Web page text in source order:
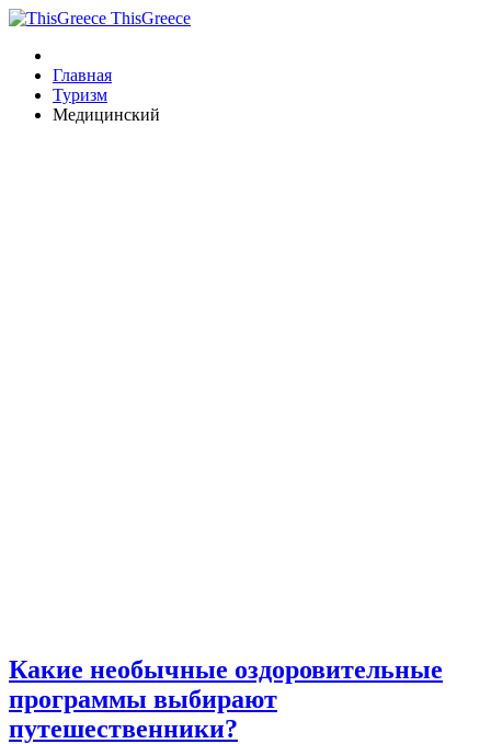
ThisGreece
Главная
Туризм
Медицинский
Какие необычные оздоровительные
программы выбирают
путешественники?